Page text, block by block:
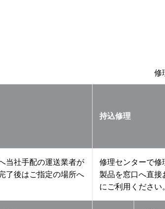
修
持込修理
当社手配の運送業者が
了後はご指定の場所へ
修理センターで修
製品を窓口へ直接
にご利用ください